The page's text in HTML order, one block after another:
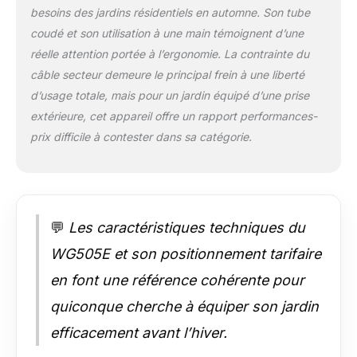
capacité. Le souffleur
à feuilles dispose
réglable pour un
travail sans effort
Livraison: Vous
recevrez 1 aspirateur
/ souffleur WORX
3000 W WG505E, 1
veuillez choisir
WG547E.)
besoins des jardins résidentiels en automne. Son tube
coudé et son utilisation à une main témoignent d’une
réelle attention portée à l’ergonomie. La contrainte du
câble secteur demeure le principal frein à une liberté
d’usage totale, mais pour un jardin équipé d’une prise
extérieure, cet appareil offre un rapport performances-
prix difficile à contester dans sa catégorie.
💬 Les caractéristiques techniques du
WG505E et son positionnement tarifaire
en font une référence cohérente pour
quiconque cherche à équiper son jardin
efficacement avant l’hiver.